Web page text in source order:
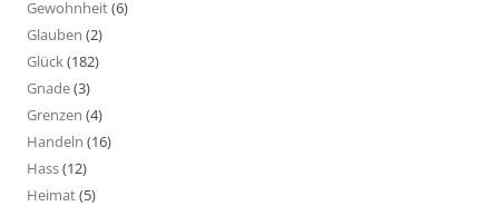
Gewohnheit(6)
Glauben (2)
Glück(182)
Gnade(3)
Grenzen (4)
Handeln (16)
Hass(12)
Heimat(5)